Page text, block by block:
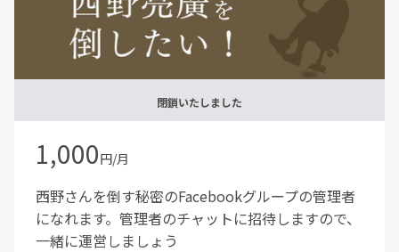
閉鎖いたしました
1,000円/月
西野さんを倒す秘密のFacebookグループの管理者
になれます。管理者のチャットに招待しますので、
一緒に運営しましょう